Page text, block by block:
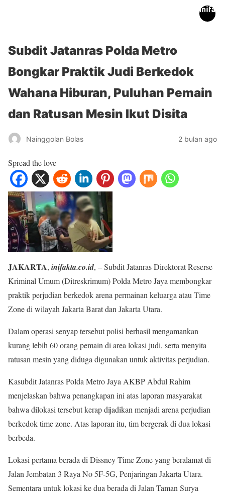
Subdit Jatanras Polda Metro
Bongkar Praktik Judi Berkedok
Wahana Hiburan, Puluhan Pemain
dan Ratusan Mesin Ikut Disita
Nainggolan Bolas 2 bulan ago
Spread the love
JAKARTA, inifakta.co.id, – Subdit Jatanras Direktorat Reserse
Kriminal Umum (Ditreskrimum) Polda Metro Jaya membongkar
praktik perjudian berkedok arena permainan keluarga atau Time
Zone di wilayah Jakarta Barat dan Jakarta Utara.
Dalam operasi senyap tersebut polisi berhasil mengamankan
kurang lebih 60 orang pemain di area lokasi judi, serta menyita
ratusan mesin yang diduga digunakan untuk aktivitas perjudian.
Kasubdit Jatanras Polda Metro Jaya AKBP Abdul Rahim
menjelaskan bahwa penangkapan ini atas laporan masyarakat
bahwa dilokasi tersebut kerap dijadikan menjadi arena perjudian
berkedok time zone. Atas laporan itu, tim bergerak di dua lokasi
berbeda.
Lokasi pertama berada di Dissney Time Zone yang beralamat di
Jalan Jembatan 3 Raya No 5F-5G, Penjaringan Jakarta Utara.
Sementara untuk lokasi ke dua berada di Jalan Taman Surya